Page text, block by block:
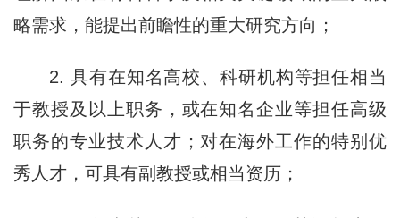
略需求，能提出前瞻性的重大研究方向；
2. 具有在知名高校、科研机构等担任相当
于教授及以上职务，或在知名企业等担任高级
职务的专业技术人才；对在海外工作的特别优
秀人才，可具有副教授或相当资历；